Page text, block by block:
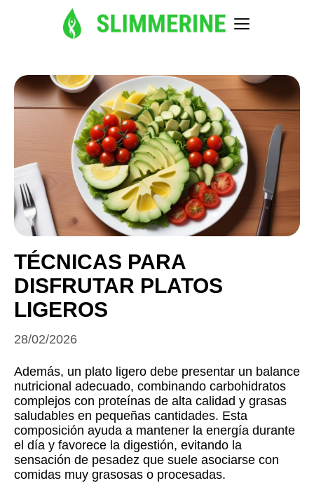
TÉCNICAS PARA
DISFRUTAR PLATOS
LIGEROS
28/02/2026
Además, un plato ligero debe presentar un balance
nutricional adecuado, combinando carbohidratos
complejos con proteínas de alta calidad y grasas
saludables en pequeñas cantidades. Esta
composición ayuda a mantener la energía durante
el día y favorece la digestión, evitando la
sensación de pesadez que suele asociarse con
comidas muy grasosas o procesadas.